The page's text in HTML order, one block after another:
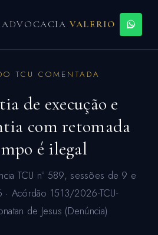
ADVOCACIAVALERIO
TCU COMENTADA
de execução e
com retomada
é ilegal
TCU nº 589, sessões de 9 e
Acórdão 1513/2026-TCU-
de Jesus (Denúncia)